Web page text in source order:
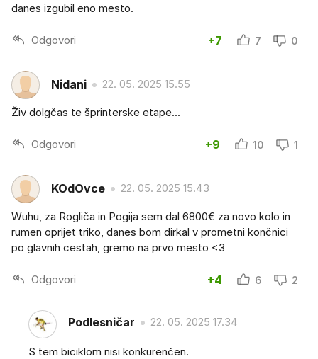
danes izgubil eno mesto.
Odgovori +7 7 0
Nidani 22. 05. 2025 15.55
Živ dolgčas te šprinterske etape...
Odgovori +9 10 1
KOdOvce 22. 05. 2025 15.43
Wuhu, za Rogliča in Pogija sem dal 6800€ za novo kolo in
rumen oprijet triko, danes bom dirkal v prometni končnici
po glavnih cestah, gremo na prvo mesto <3
Odgovori +4 6 2
Podlesničar 22. 05. 2025 17.34
S tem biciklom nisi konkurenčen.